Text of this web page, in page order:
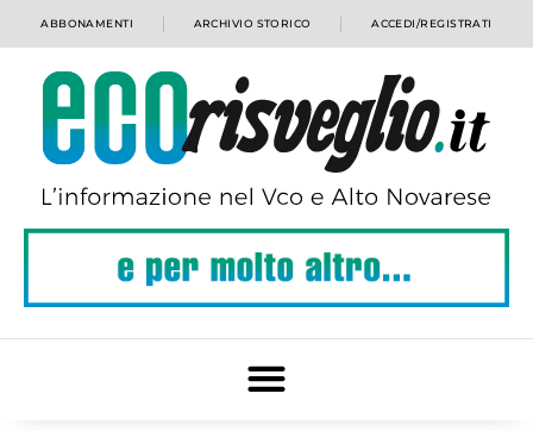
ABBONAMENTI ARCHIVIO STORICO ACCEDI/REGISTRATI